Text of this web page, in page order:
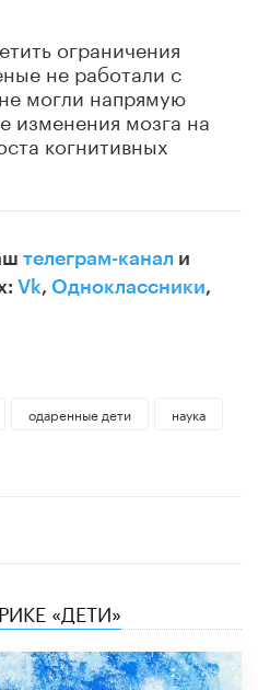
ограничения
не работали с
могли напрямую
изменения мозга на
когнитивных
телеграм-канал и
Vk, Одноклассники,
одаренные дети
наука
«ДЕТИ»